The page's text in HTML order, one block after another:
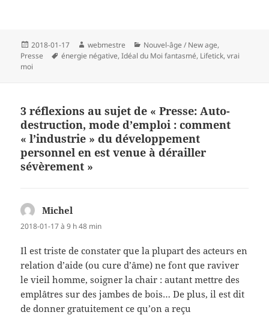
Publié
le
2018-01-17 Auteur
webmestre Catégories
Nouvel-âge / New age,
Presse
Mots-
énergie négative,Idéal du Moi fantasmé, Lifetick,vrai
moi
3 réflexions au sujet de « Presse: Auto-
destruction, mode d’emploi : comment
« l’industrie » du développement
personnel en est venue à dérailler
sévèrement »
Michel
2018-01-17 à 9 h 48 min
Il est triste de constater que la plupart des acteurs en
relation d’aide (ou cure d’âme) ne font que raviver
le vieil homme, soigner la chair : autant mettre des
emplâtres sur des jambes de bois… De plus, il est dit
de donner gratuitement ce qu’on a reçu